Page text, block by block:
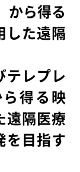
から得る
した遠隔
テレプレ
得る映
遠隔医療
を目指す